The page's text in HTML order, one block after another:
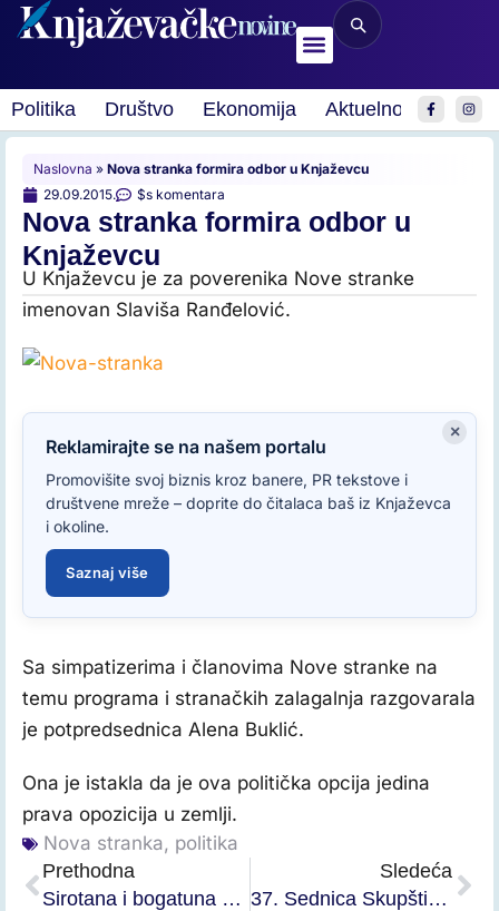
Politika Društvo Ekonomija Aktuelnosti Sport
Naslovna » Nova stranka formira odbor u Knjaževcu
29.09.2015.
$s komentara
Nova stranka formira odbor u
Knjaževcu
U Knjaževcu je za poverenika Nove stranke
imenovan Slaviša Ranđelović.
×
Reklamirajte se na našem portalu
Promovišite svoj biznis kroz banere, PR tekstove i
društvene mreže – doprite do čitalaca baš iz Knjaževca
i okoline.
Saznaj više
Sa simpatizerima i članovima Nove stranke na
temu programa i stranačkih zalagalnja razgovarala
je potpredsednica Alena Buklić.
Ona je istakla da je ova politička opcija jedina
prava opozicija u zemlji.
Nova stranka, politika
Prethodna
Sirotana i bogatuna deli 56.000 dinara?
Sledeća
37. Sednica Skupštine u sredu